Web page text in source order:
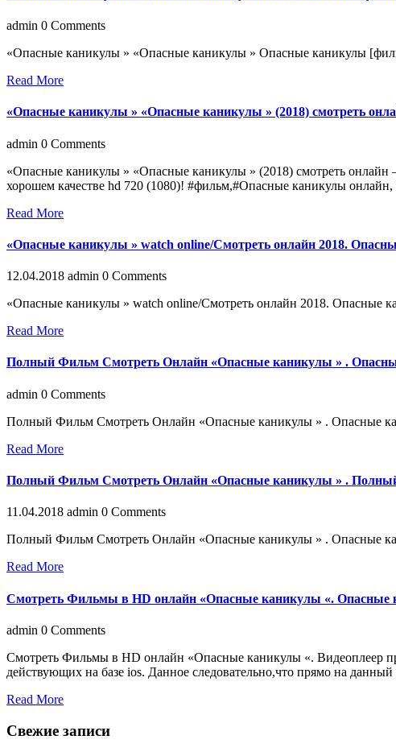
admin 0 Comments
«Опасные каникулы » «Опасные каникулы » Опасные каникулы
Read More
«Опасные каникулы » «Опасные каникулы » (2018) смотреть
admin 0 Comments
«Опасные каникулы » «Опасные каникулы » (2018) смотреть
хорошем качестве hd 720 (1080)! #фильм,#Опасные каникулы
Read More
«Опасные каникулы » watch online/Смотреть онлайн 2018.
12.04.2018 admin 0 Comments
«Опасные каникулы » watch online/Смотреть онлайн 2018. Опасные
Read More
Полный Фильм Смотреть Онлайн «Опасные каникулы » .
admin 0 Comments
Полный Фильм Смотреть Онлайн «Опасные каникулы » . Опасные
Read More
Полный Фильм Смотреть Онлайн «Опасные каникулы » . Полный
11.04.2018 admin 0 Comments
Полный Фильм Смотреть Онлайн «Опасные каникулы » . Опасные
Read More
Смотреть Фильмы в HD онлайн «Опасные каникулы «. Опасные
admin 0 Comments
Смотреть Фильмы в HD онлайн «Опасные каникулы «. Видеоплеер
действующих на базе ios. Данное следовательно,что прямо на
Read More
Свежие записи